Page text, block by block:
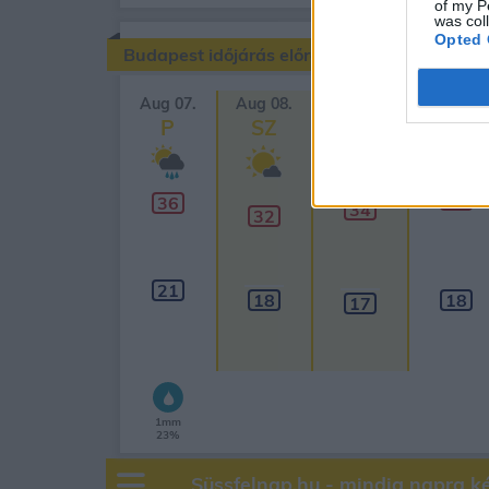
of my
was
Opted
Budapest időjárás előrejelzése
Aug 07.
P
36
21
1mm
23%
Aug 08.
SZ
32
18
34
17
Aug 10.
H
37
18
Süssfelnap.hu - mindig napra